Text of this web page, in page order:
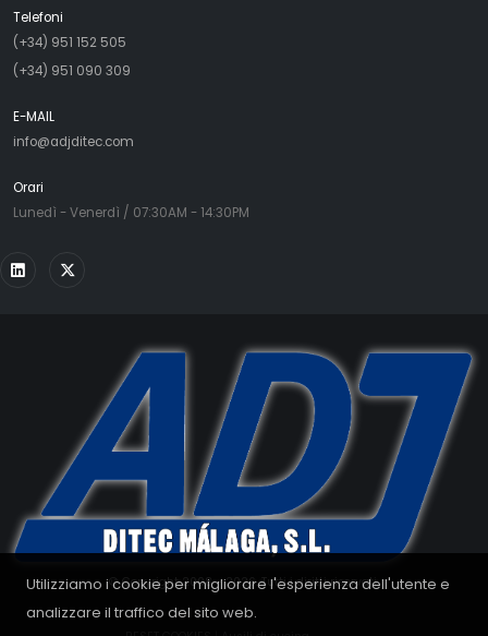
Utilizziamo i cookie per migliorare l'esperienza dell'utente e
analizzare il traffico del sito web.
Telefoni
(+34) 951 152 505
(+34) 951 090 309
E-MAIL
info@adjditec.com
Orari
Lunedì - Venerdì / 07:30AM - 14:30PM
© Copyright 2008 - 2026. Tutti i diritti riservati.